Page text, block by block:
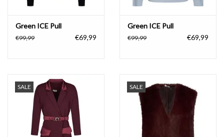
Green ICE Pull
€99,99 €69,99
Green ICE Pull
€99,99 €69,99
SALE SALE